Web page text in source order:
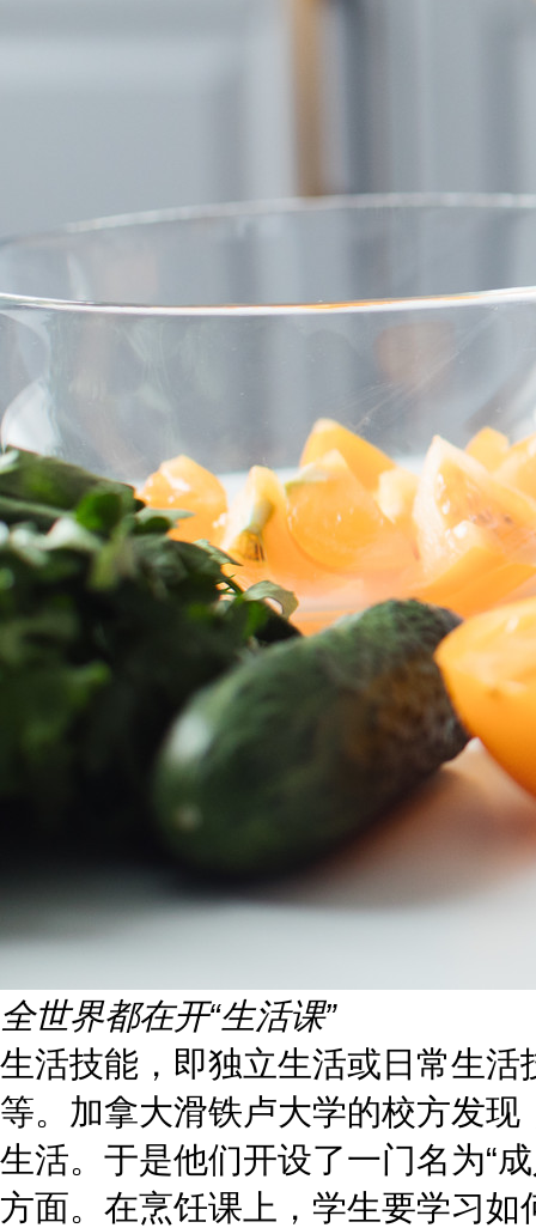
全世界都在开“生活课”
生活技能，即独立生活或日常生
等。加拿大滑铁卢大学的校方发
生活。于是他们开设了一门名为“
方面。在烹饪课上，学生要学习